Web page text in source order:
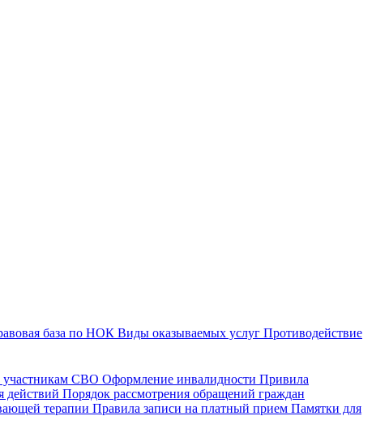
база по НОК Виды оказываемых услуг Противодействие
участникам СВО Оформление инвалидности Привила
действий Порядок рассмотрения обращений граждан
терапии Правила записи на платный прием Памятки для